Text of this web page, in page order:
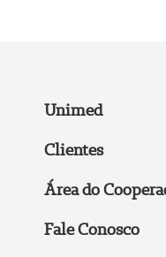
Unimed
Clientes
Área do
Fale Conosco